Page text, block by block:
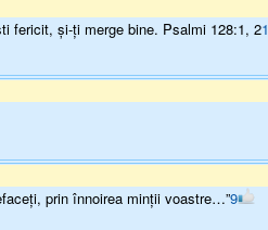
fericit, şi-ţi merge bine. Psalmi 128:1, 21
prin înnoirea minţii voastre…”9